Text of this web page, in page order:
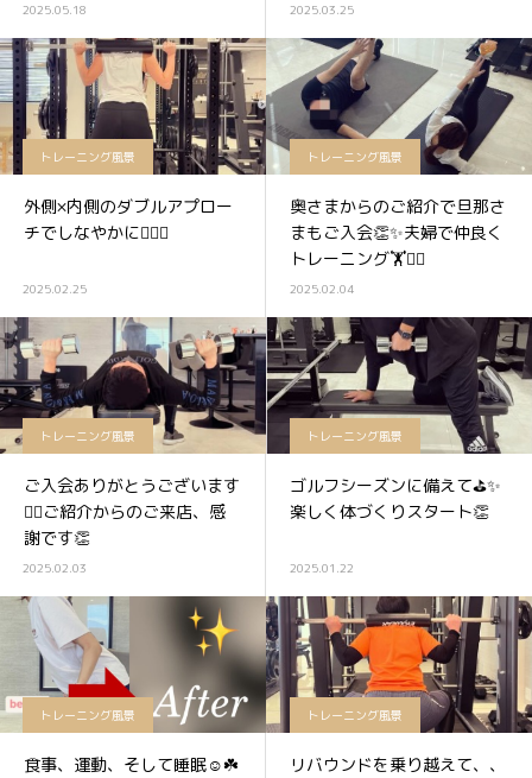
2025.05.18 2025.03.25
トレーニング風景
外側×内側のダブルアプロー
チでしなやかに🧘‍♀️✨
2025.02.25
トレーニング風景
奥さまからのご紹介で旦那さ
まもご入会👏✨夫婦で仲良く
トレーニング🏋️🏋️‍♂️
2025.02.04
トレーニング風景
ご入会ありがとうございます
🏋️‍♀️ご紹介からのご来店、感
謝です👏
2025.02.03
トレーニング風景
ゴルフシーズンに備えて⛳✨
楽しく体づくりスタート👏
2025.01.22
トレーニング風景
食事、運動、そして睡眠☺️☘️
トレーニング風景
リバウンドを乗り越えて、、